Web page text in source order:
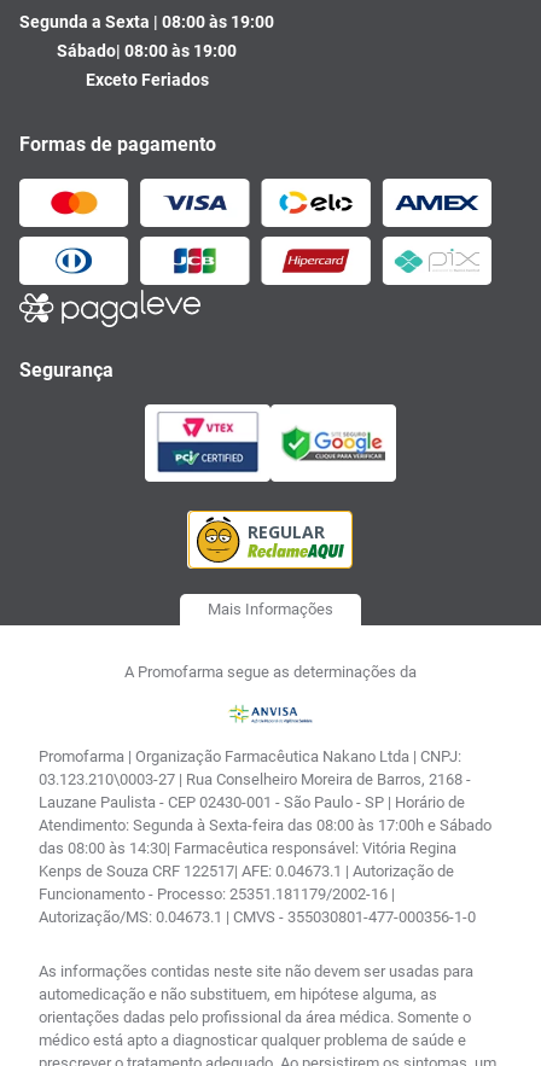
Segunda a Sexta | 08:00 às 19:00
Sábado| 08:00 às 19:00
Exceto Feriados
Formas de pagamento
Segurança
Mais Informações
A Promofarma segue as determinações da
Promofarma | Organização Farmacêutica Nakano Ltda | CNPJ:
03.123.210\0003-27 | Rua Conselheiro Moreira de Barros, 2168 -
Lauzane Paulista - CEP 02430-001 - São Paulo - SP | Horário de
Atendimento: Segunda à Sexta-feira das 08:00 às 17:00h e Sábado
das 08:00 às 14:30| Farmacêutica responsável: Vitória Regina
Kenps de Souza CRF 122517| AFE: 0.04673.1 | Autorização de
Funcionamento - Processo: 25351.181179/2002-16 |
Autorização/MS: 0.04673.1 | CMVS - 355030801-477-000356-1-0
As informações contidas neste site não devem ser usadas para
automedicação e não substituem, em hipótese alguma, as
orientações dadas pelo profissional da área médica. Somente o
médico está apto a diagnosticar qualquer problema de saúde e